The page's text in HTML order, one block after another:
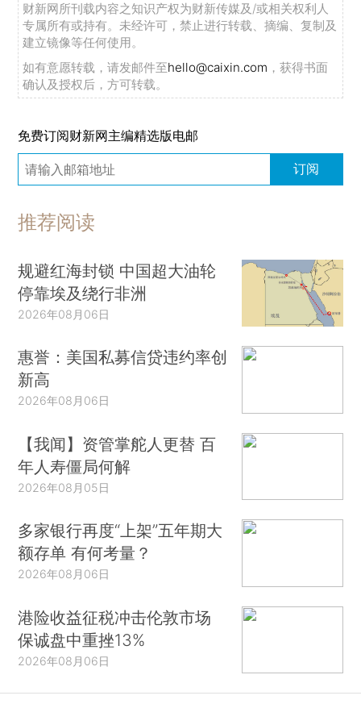
财新网所刊载内容之知识产权为财新传媒及/或相关权利人
专属所有或持有。未经许可，禁止进行转载、摘编、复制及
建立镜像等任何使用。
如有意愿转载，请发邮件至hello@caixin.com ，获得书面
确认及授权后，方可转载。
免费订阅财新网主编精选版电邮
订阅
推荐阅读
规避红海封锁 中国超大油轮
停靠埃及绕行非洲
2026年08月06日
惠誉：美国私募信贷违约率创
新高
2026年08月06日
【我闻】资管掌舵人更替 百
年人寿僵局何解
2026年08月05日
多家银行再度“上架”五年期大
额存单 有何考量？
2026年08月06日
港险收益征税冲击伦敦市场
保诚盘中重挫13%
2026年08月06日